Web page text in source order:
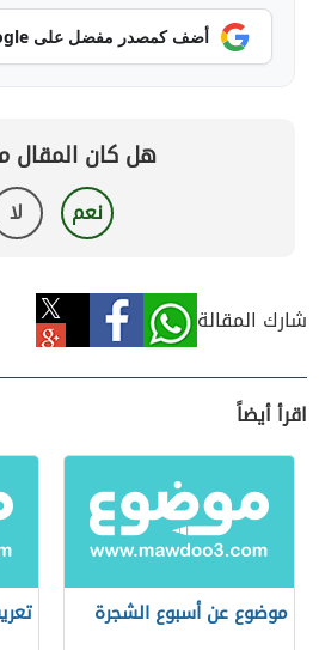
أضف كمصدر مفضل على Google
هل كان المقال
نعم لا
شارك المقالة
اقرأ أيضاً
موضوع عن أسبوع الشجرة